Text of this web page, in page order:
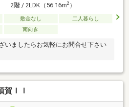
2階 / 2LDK（56.16m2）
敷金なし
二人暮らし
南向き
いましたらお気軽にお問合せ下さい
賀ＩＩ